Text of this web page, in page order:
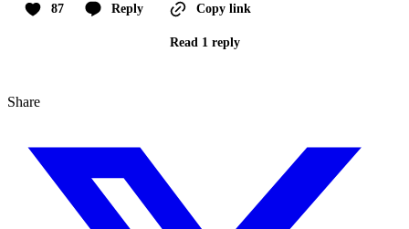
87 Reply Copy link
Read 1 reply
Share